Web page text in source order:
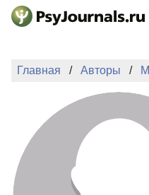
Перейти к основному
Регистрация
Главная Авторы